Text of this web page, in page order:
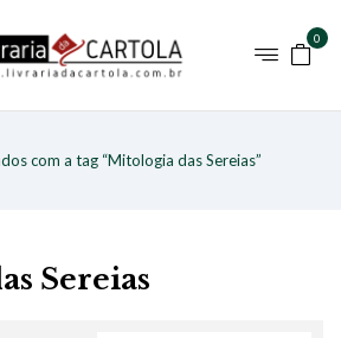
0
com a tag “Mitologia das Sereias”
Sereias